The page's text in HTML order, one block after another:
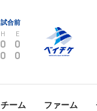
試合前
H E
0 0
0 0
チーム ファーム